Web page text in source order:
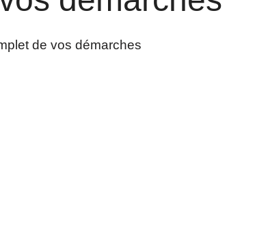
de vos démarches